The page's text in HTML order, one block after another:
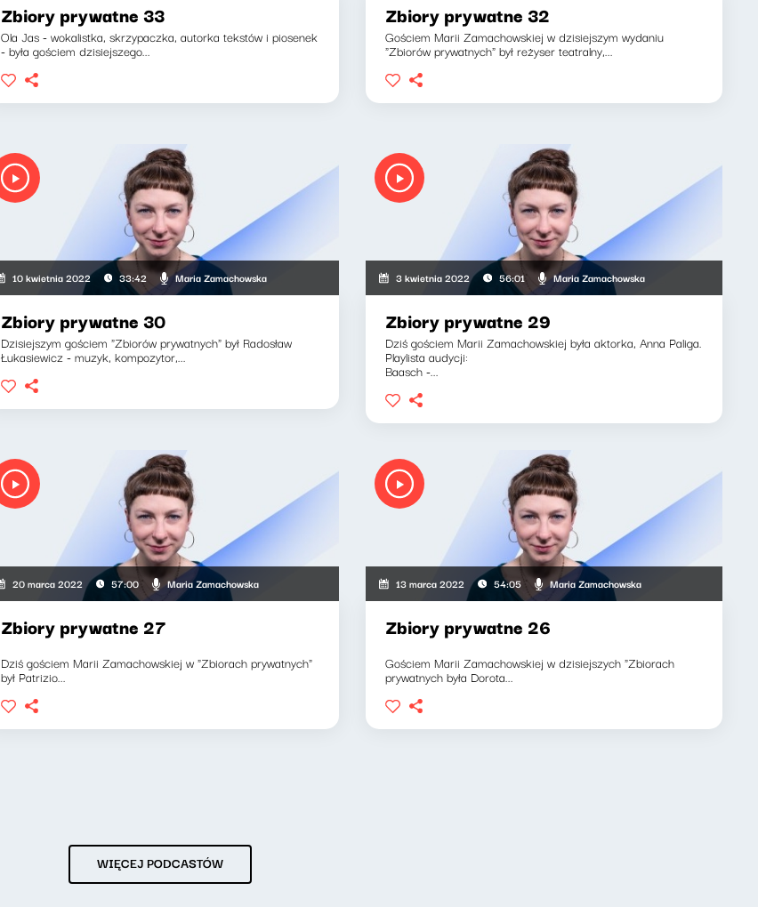
Zbiory prywatne 33
Ola Jas - wokalistka, skrzypaczka, autorka tekstów i piosenek
- była gościem dzisiejszego...
Zbiory prywatne 32
Gościem Marii Zamachowskiej w dzisiejszym wydaniu
"Zbiorów prywatnych" był reżyser teatralny,...
10 kwietnia 2022 33:42 Maria Zamachowska
Zbiory prywatne 30
Dzisiejszym gościem "Zbiorów prywatnych" był Radosław
Łukasiewicz - muzyk, kompozytor,...
3 kwietnia 2022 56:01 Maria Zamachowska
Zbiory prywatne 29
Dziś gościem Marii Zamachowskiej była aktorka, Anna Paliga.
Playlista audycji:
Baasch -...
20 marca 2022 57:00 Maria Zamachowska
Zbiory prywatne 27
Dziś gościem Marii Zamachowskiej w "Zbiorach prywatnych"
był Patrizio...
13 marca 2022 54:05 Maria Zamachowska
Zbiory prywatne 26
Gościem Marii Zamachowskiej w dzisiejszych "Zbiorach
prywatnych była Dorota...
WIĘCEJ PODCASTÓW